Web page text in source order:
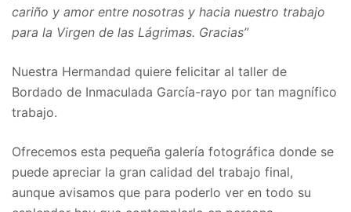
cariño y amor entre nosotras y hacia nuestro trabajo
para la Virgen de las Lágrimas. Gracias”
Nuestra Hermandad quiere felicitar al taller de
Bordado de Inmaculada García-rayo por tan magnífico
trabajo.
Ofrecemos esta pequeña galería fotográfica donde se
puede apreciar la gran calidad del trabajo final,
aunque avisamos que para poderlo ver en todo su